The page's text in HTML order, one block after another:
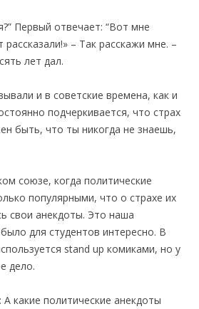
Первый отвечает: “Вот мне
рассказали!» – Так расскажи мне. –
лет дал.
и в советские времена, как и
подчеркивается, что страх
быть, что ты никогда не знаешь,
союзе, когда политические
популярными, что о страхе их
свои анекдоты. Это наша
для студентов интересно. В
stand up комиками, но у
дело.
: А какие политические анекдоты